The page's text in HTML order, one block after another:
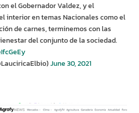
el Gobernador Valdez, y el
interior en temas Nacionales como el
de carnes, terminemos con las
del conjunto de la sociedad.
June 30, 2021